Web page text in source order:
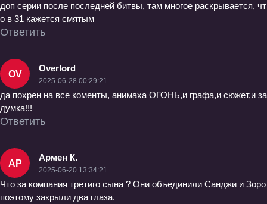
доп серии после последней битвы, там многое раскрывается, чт
о в 31 кажется смятым
Ответить
OV
Overlord
2025-06-28 00:29:21
да похрен на все коменты, анимаха ОГОНЬ,и графа,и сюжет,и за
думка!!!
Ответить
АР
Армен К.
2025-06-20 13:34:21
Что за компания третиго сына ? Они объединили Санджи и Зоро
поэтому закрыли два глаза.